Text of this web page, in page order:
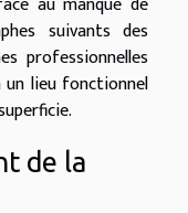
suivants des
professionnelles
lieu fonctionnel
de la